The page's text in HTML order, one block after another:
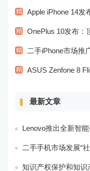
精 Apple iPhone 14发
精 OnePlus 10发布：顶级
精 二手iPhone市场推
精 ASUS Zenfone 8 Flip
最新文章
Lenovo推出全新智能手
二手手机市场发展“社交购物”
知识产权保护和知识产权管理保障